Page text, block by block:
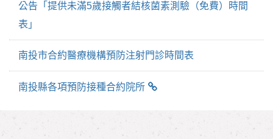
公告「提供未滿5歲接觸者結核菌素測驗（免費）時間
表」
南投市合約醫療機構預防注射門診時間表
南投縣各項預防接種合約院所